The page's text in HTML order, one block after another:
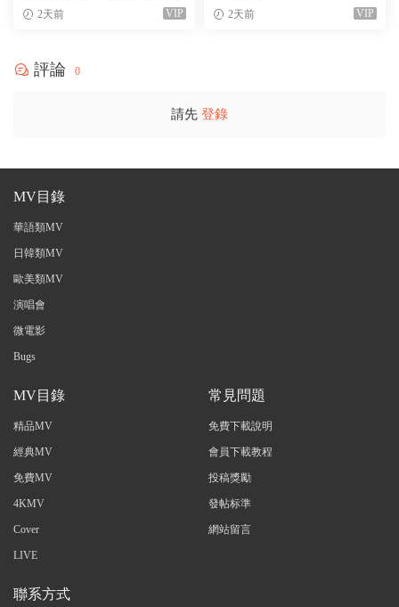
205M）
2天前 VIP 2天前 VIP
評論 0
請先 登錄
MV目錄
華語類MV
日韓類MV
歐美類MV
演唱會
微電影
Bugs
MV目錄
精品MV
經典MV
免費MV
4KMV
Cover
LIVE
常見問題
免費下載說明
會員下載教程
投稿獎勵
發帖标準
網站留言
聯系方式